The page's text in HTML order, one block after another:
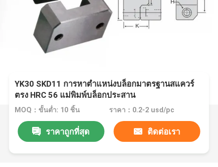
YK30 SKD11 การหาตำแหน่งบล็อกมาตรฐานสแควร์
ตรง HRC 56 แม่พิมพ์บล็อกประสาน
MOQ：ขั้นต่ำ: 10 ชิ้น ราคา：0.2-2 usd/pc
ราคาถูกที่สุด ติดต่อเรา